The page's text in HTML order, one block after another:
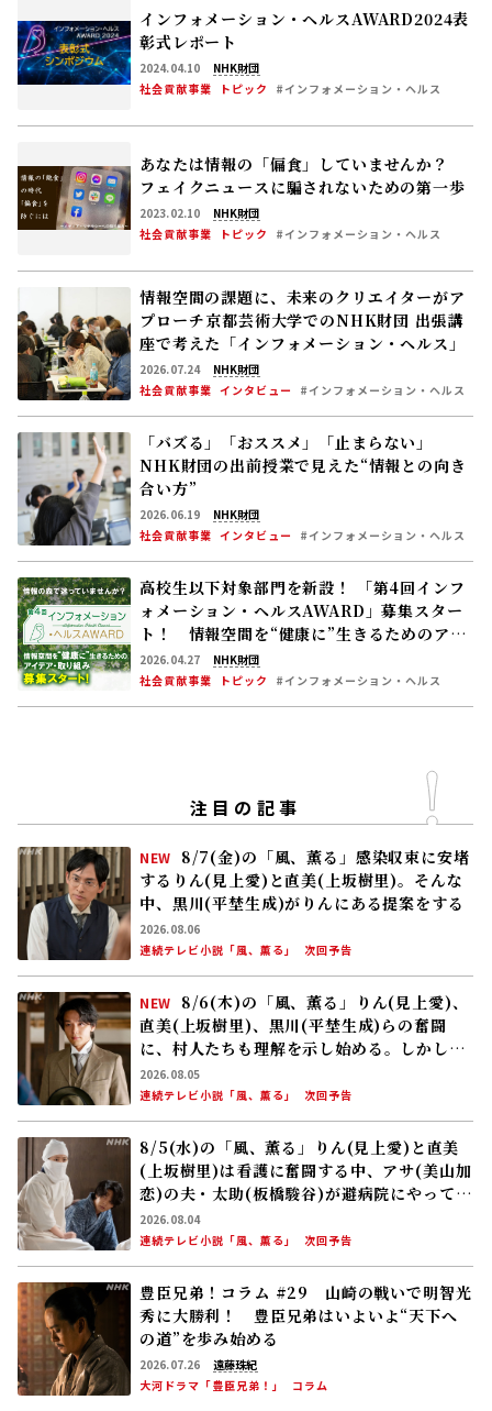
インフォメーション・ヘルスAWARD2024表
彰式レポート
2024.04.10
NHK財団
社会貢献事業
トピック #インフォメーション・ヘルス
あなたは情報の「偏食」していませんか？
フェイクニュースに騙されないための第一歩
2023.02.10
NHK財団
社会貢献事業
トピック #インフォメーション・ヘルス
情報空間の課題に、未来のクリエイターがア
プローチ――京都芸術大学でのNHK財団 出張講
座で考えた「インフォメーション・ヘルス」
2026.07.24
NHK財団
社会貢献事業 インタビュー #インフォメーション・ヘルス
「バズる」「おススメ」「止まらない」
NHK財団の出前授業で見えた“情報との向き
合い方”
2026.06.19
NHK財団
社会貢献事業 インタビュー #インフォメーション・ヘルス
高校生以下対象部門を新設！ 「第4回インフ
ォメーション・ヘルスAWARD」募集スター
ト！ 情報空間を“健康に”生きるためのアイ
デア・取り組みを募集します
2026.04.27
NHK財団
社会貢献事業
トピック #インフォメーション・ヘルス
注目の記事
NEW
8/7(金)の「風、薫る」感染収束に安堵
するりん(見上愛)と直美(上坂樹里)。そんな
中、黒川(平埜生成)がりんにある提案をする
2026.08.06
連続テレビ小説「風、薫る」
次回予告
NEW
8/6(木)の「風、薫る」りん(見上愛)、
直美(上坂樹里)、黒川(平埜生成)らの奮闘
に、村人たちも理解を示し始める。しかし、
アサ(美山加恋)の容体はなかなか改善せ
ず……
2026.08.05
連続テレビ小説「風、薫る」
次回予告
8/5(水)の「風、薫る」りん(見上愛)と直美
(上坂樹里)は看護に奮闘する中、アサ(美山加
恋)の夫・太助(板橋駿谷)が避病院にやってく
る
2026.08.04
連続テレビ小説「風、薫る」
次回予告
豊臣兄弟！コラム #29 山崎の戦いで明智光
秀に大勝利！ 豊臣兄弟はいよいよ“天下へ
の道”を歩み始める
2026.07.26
遠藤珠紀
大河ドラマ「豊臣兄弟！」
コラム